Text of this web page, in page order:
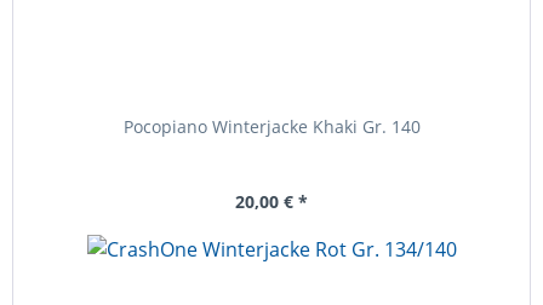
Pocopiano Winterjacke Khaki Gr. 140
20,00 € *